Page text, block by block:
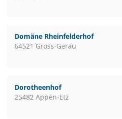
Domäne Rheinfelderhof
64521 Gross-Gerau
Dorotheenhof
25482 Appen-Etz